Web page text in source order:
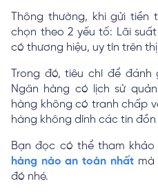
Thông thường, khi gửi
chọn theo 2 yếu tố: Lãi
có thương hiệu, uy tín trên
Trong đó, tiêu chí để
Ngân hàng có lịch sử
hàng không có tranh chấp
hàng không dính các tin
Bạn đọc có thể tham
hàng nào an toàn nhấtmà
đó nhé.